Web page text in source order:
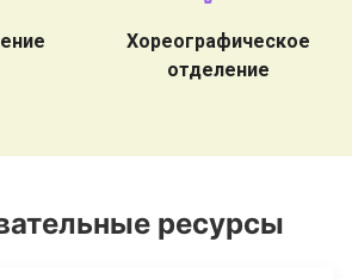
Хореографическое
отделение
ресурсы